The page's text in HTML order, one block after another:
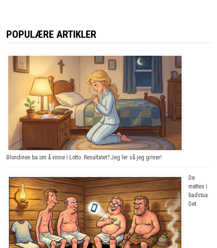
POPULÆRE ARTIKLER
Blondinen ba om å vinne i Lotto. Resultatet? Jeg ler så jeg griner!
De
møttes i
badstua.
Det